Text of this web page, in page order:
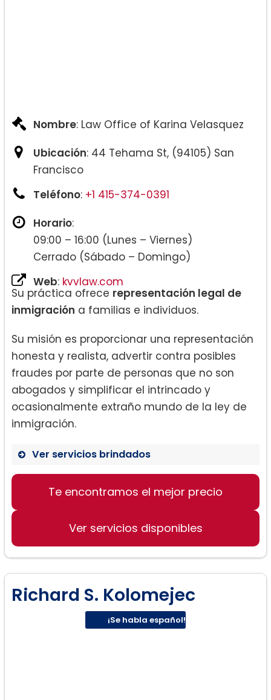
Nombre: Law Office of Karina Velasquez
Ubicación: 44 Tehama St, (94105) San
Francisco
Teléfono: +1 415-374-0391
Horario:
09:00 – 16:00 (Lunes – Viernes)
Cerrado (Sábado – Domingo)
Web: kvvlaw.com
Su práctica ofrece representación legal de
inmigración a familias e individuos.
Su misión es proporcionar una representación
honesta y realista, advertir contra posibles
fraudes por parte de personas que no son
abogados y simplificar el intrincado y
ocasionalmente extraño mundo de la ley de
inmigración.
Ver servicios brindados
Asilo:
Peticiones familiares:
Te encontramos el mejor precio
Ver servicios disponibles
Richard S. Kolomejec
¡Se habla español!